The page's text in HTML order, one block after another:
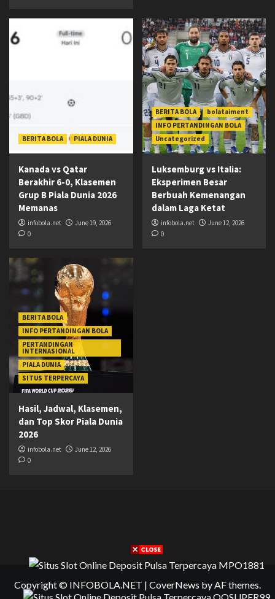
BERITA BOLA PIALA DUNIA
Kanada vs Qatar
Berakhir 6-0, Klasemen
Grup B Piala Dunia 2026
Memanas
infobola.net
June 19, 2026
0
BERITA BOLA
bolataiment
INFO PERTANDINGAN BOLA
Uncategorized
Luksemburg vs Italia:
Eksperimen Besar
Berbuah Kemenangan
dalam Laga Ketat
infobola.net
June 12, 2026
0
BERITA BOLA
INFO PERTANDINGAN BOLA
PERTANDINGAN
INTERNASIONAL
PIALA DUNIA
SITUS TERPERCAYA
Hasil, Jadwal, Klasemen,
dan Top Skor Piala Dunia
2026
infobola.net
June 12, 2026
0
Copyright © INFOBOLA.NET | CoverNews by AF themes.